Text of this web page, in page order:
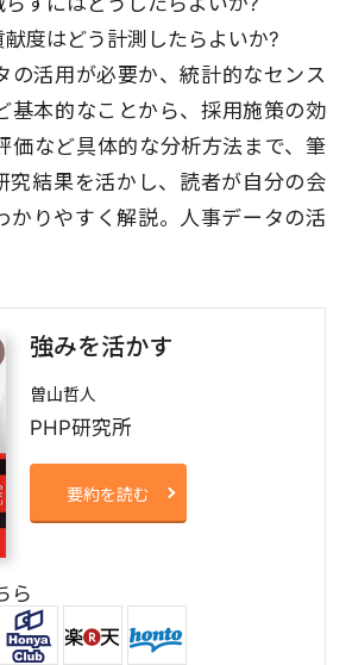
度はどう計測したらよいか?
の活用が必要か、統計的なセンス
基本的なことから、採用施策の効
価など具体的な分析方法まで、筆
究結果を活かし、読者が自分の会
かりやすく解説。人事データの活
強みを活かす
曽山哲人
PHP研究所
要約を読む
ら